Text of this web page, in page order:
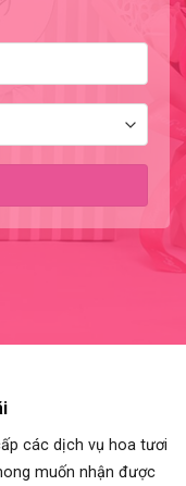
các dịch vụ hoa tươi
muốn nhận được